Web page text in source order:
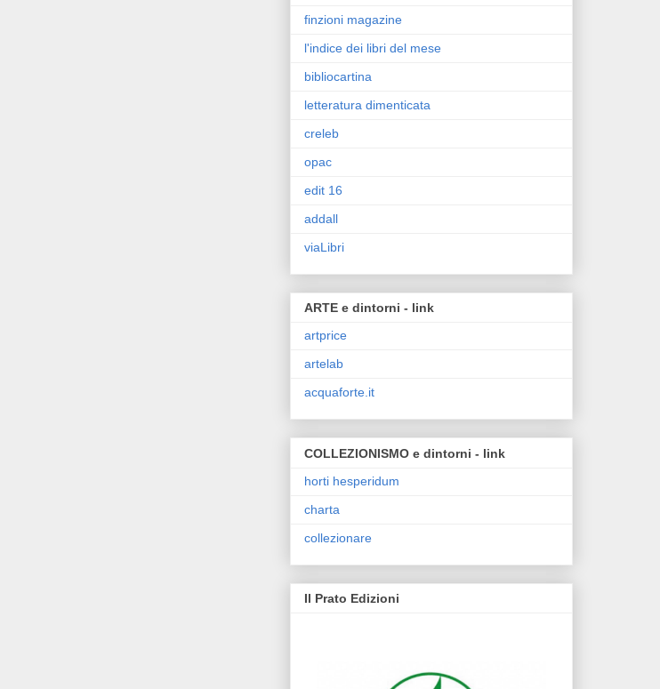
finzioni magazine
l'indice dei libri del mese
bibliocartina
letteratura dimenticata
creleb
opac
edit 16
addall
viaLibri
ARTE e dintorni - link
artprice
artelab
acquaforte.it
COLLEZIONISMO e dintorni - link
horti hesperidum
charta
collezionare
Il Prato Edizioni